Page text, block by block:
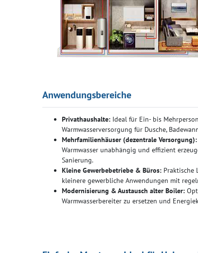
Anwendungsbereiche
Privathaushalte: Ideal für Ein- bis
Warmwasserversorgung für Dusche,
Mehrfamilienhäuser (dezentrale Versorgung):
Warmwasser unabhängig und effizient
Sanierung.
Kleine Gewerbebetriebe & Büros: Praktische
kleinere gewerbliche Anwendungen mit
Modernisierung & Austausch alter Boiler:
Warmwasserbereiter zu ersetzen und